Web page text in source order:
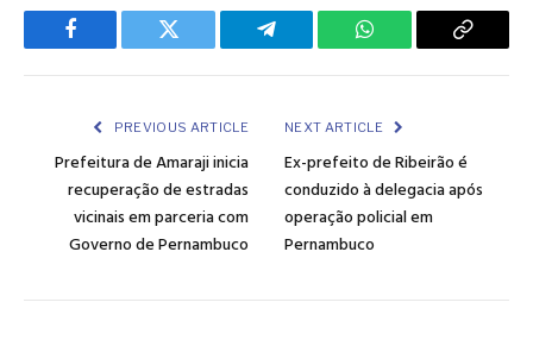
Facebook Twitter Telegram WhatsApp Copy
PREVIOUS ARTICLE
Prefeitura de Amaraji inicia
recuperação de estradas
vicinais em parceria com
Governo de Pernambuco
NEXT ARTICLE
Ex-prefeito de Ribeirão é
conduzido à delegacia após
operação policial em
Pernambuco